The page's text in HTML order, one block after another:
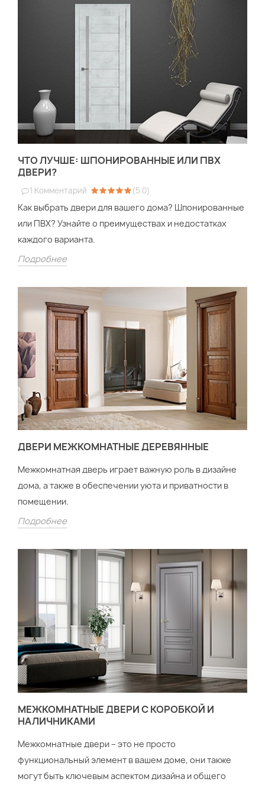
ЧТО ЛУЧШЕ: ШПОНИРОВАННЫЕ ИЛИ ПВХ
ДВЕРИ?
1 Комментарий (5.0)
Как выбрать двери для вашего дома? Шпонированные
или ПВХ? Узнайте о преимуществах и недостатках
каждого варианта.
Подробнее
ДВЕРИ МЕЖКОМНАТНЫЕ ДЕРЕВЯННЫЕ
Межкомнатная дверь играет важную роль в дизайне
дома, а также в обеспечении уюта и приватности в
помещении.
Подробнее
МЕЖКОМНАТНЫЕ ДВЕРИ С КОРОБКОЙ И
НАЛИЧНИКАМИ
Межкомнатные двери – это не просто
функциональный элемент в вашем доме, они также
могут быть ключевым аспектом дизайна и общего